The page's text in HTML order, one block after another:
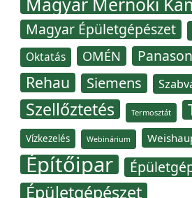
Magyar Épületgépészet
Oktatás OMÉN
Rehau Siemens
Szellőztetés Termosztát
Vízkezelés Webinárium
Építőipar
Épületgépészet